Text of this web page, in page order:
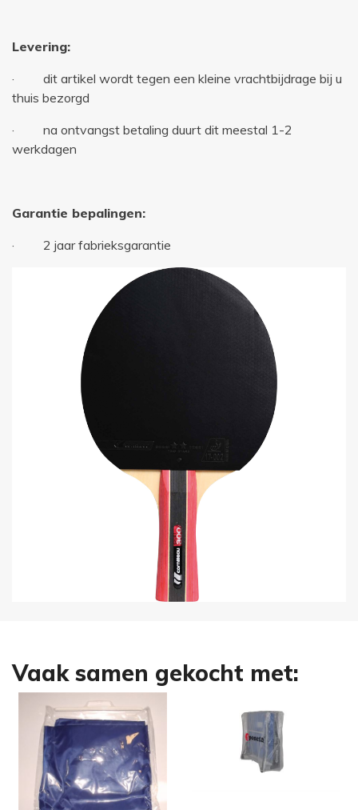
Levering:
· dit artikel wordt tegen een kleine vrachtbijdrage bij u
thuis bezorgd
· na ontvangst betaling duurt dit meestal 1-2
werkdagen
Garantie bepalingen:
· 2 jaar fabrieksgarantie
Vaak samen gekocht met: